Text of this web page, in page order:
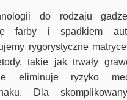
do rodzaju
farby i spadkiem
rygorystyczne
takie jak trwały
eliminuje ryzyko
Dla